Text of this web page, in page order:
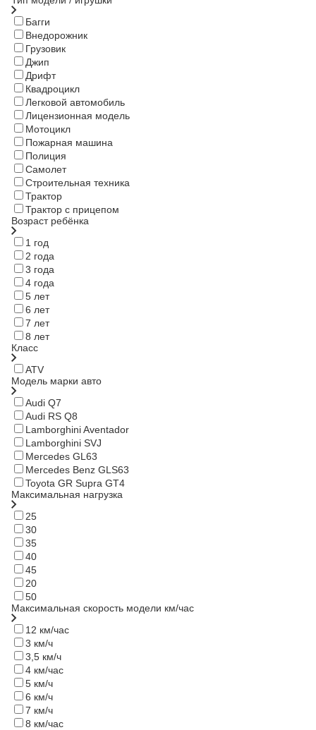
Багги
Внедорожник
Грузовик
Джип
Дрифт
Квадроцикл
Легковой автомобиль
Лицензионная модель
Мотоцикл
Пожарная машина
Полиция
Самолет
Строительная техника
Трактор
Трактор с прицепом
Возраст ребёнка
1 год
2 года
3 года
4 года
5 лет
6 лет
7 лет
8 лет
Класс
ATV
Модель марки авто
Audi Q7
Audi RS Q8
Lamborghini Aventador
Lamborghini SVJ
Mercedes GL63
Mercedes Benz GLS63
Toyota GR Supra GT4
Максимальная нагрузка
25
30
35
40
45
20
50
Максимальная скорость модели км/час
12 км/час
3 км/ч
3,5 км/ч
4 км/час
5 км/ч
6 км/ч
7 км/ч
8 км/час